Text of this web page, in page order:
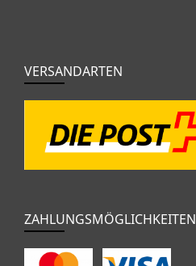
VERSANDARTEN
ZAHLUNGSMÖGLICHKEITEN